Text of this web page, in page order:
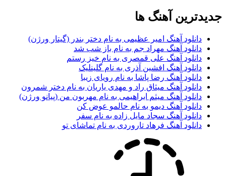
جدیدترین آهنگ ها
دانلود آهنگ امیر عظیمی به نام دختر بندر (گیتار ورژن)
دانلود آهنگ مهراد جم به نام باز شب شد
دانلود آهنگ علی قمصری به نام خیز رستم
دانلود آهنگ افشین آذری به نام گلینلیک
دانلود آهنگ رضا پاشا به نام رویای زیبا
دانلود آهنگ میثاق راد و مهدی یاریان به نام دختر شمرون
دانلود آهنگ میثم ابراهیمی به نام مهربون من (پیانو ورژن)
دانلود آهنگ دیمو به نام حالمو عوض کن
دانلود آهنگ سجاد مایل زاده به نام سفر
دانلود آهنگ فرهاد تاروردی به نام تماشای تو